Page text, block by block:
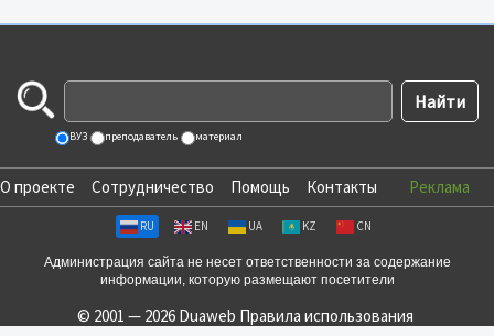
ВУЗ преподаватель материал
О проекте Сотрудничество Помощь Контакты Реклама
RU EN UA KZ CN
Администрация сайта не несет ответственности за содержание
информации, которую размещают посетители
© 2001 — 2026 Duaweb Правила использования